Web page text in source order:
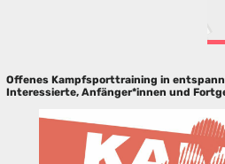
Offenes Kampfsporttraining in
Interessierte, Anfänger*innen und